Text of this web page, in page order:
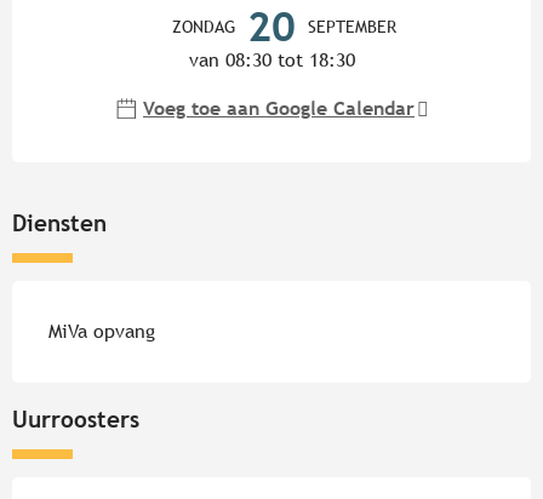
ZONDAG 20 SEPTEMBER
van 08:30 tot 18:30
Voeg toe aan Google Calendar
Diensten
MiVa opvang
Uurroosters